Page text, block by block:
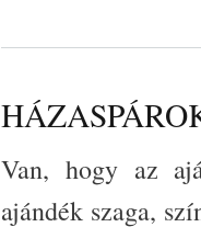
Van, hogy az
ajándék szaga,